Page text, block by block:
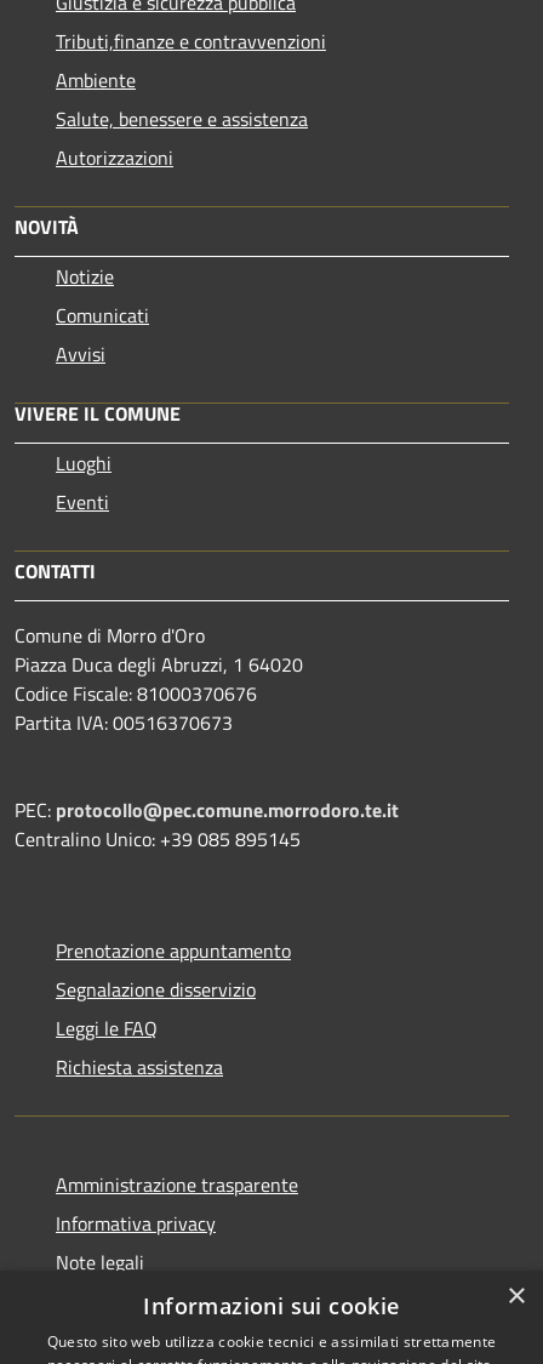
Tributi,finanze e contravvenzioni
Ambiente
Salute, benessere e assistenza
Autorizzazioni
NOVITÀ
Notizie
Comunicati
Avvisi
VIVERE IL COMUNE
Luoghi
Eventi
CONTATTI
Comune di Morro d'Oro
Piazza Duca degli Abruzzi, 1 64020
Codice Fiscale: 81000370676
Partita IVA: 00516370673
PEC: protocollo@pec.comune.morrodoro.te.it
Centralino Unico: +39 085 895145
Prenotazione appuntamento
Segnalazione disservizio
Leggi le FAQ
Richiesta assistenza
Amministrazione trasparente
Informativa privacy
Note legali
Dichiarazione di accessibilità
×
Informazioni sui cookie
Questo sito web utilizza cookie tecnici e assimilati strettamente